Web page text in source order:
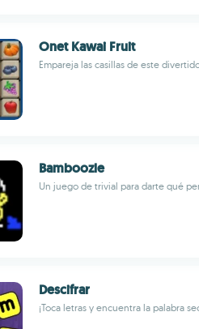
Onet Kawai Fruit
Empareja las casillas de este
Bamboozle
Un juego de trivial para darte qué
Descifrar
¡Toca letras y encuentra la palabra